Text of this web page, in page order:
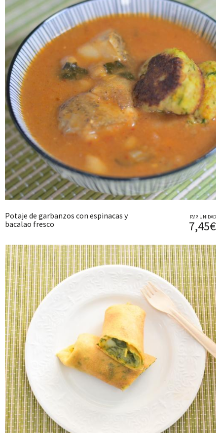
Potaje de garbanzos con espinacas y
bacalao fresco
P.V.P. UNIDAD
7,45€